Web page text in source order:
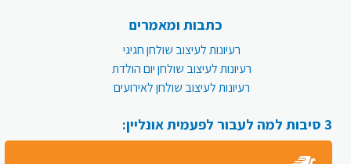
כתבות ומאמרים
רעיונות לעיצוב שולחן חגיגי
רעיונות לעיצוב שולחן יום הולדת
רעיונות לעיצוב שולחן לאירועים
3 סיבות למה לעבור לפעמית אונליין: